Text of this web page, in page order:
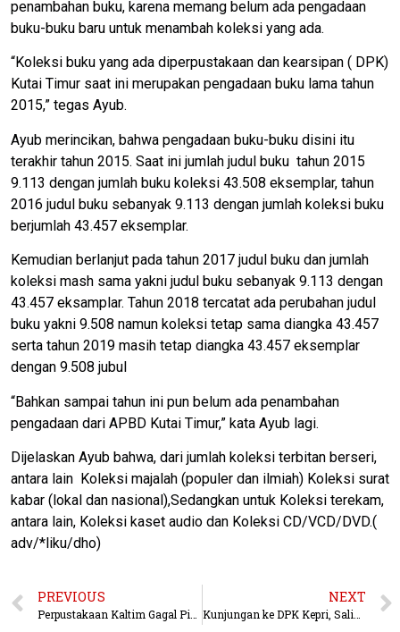
penambahan buku, karena memang belum ada pengadaan
buku-buku baru untuk menambah koleksi yang ada.
“Koleksi buku yang ada diperpustakaan dan kearsipan ( DPK)
Kutai Timur saat ini merupakan pengadaan buku lama tahun
2015,” tegas Ayub.
Ayub merincikan, bahwa pengadaan buku-buku disini itu
terakhir tahun 2015. Saat ini jumlah judul buku tahun 2015
9.113 dengan jumlah buku koleksi 43.508 eksemplar, tahun
2016 judul buku sebanyak 9.113 dengan jumlah koleksi buku
berjumlah 43.457 eksemplar.
Kemudian berlanjut pada tahun 2017 judul buku dan jumlah
koleksi mash sama yakni judul buku sebanyak 9.113 dengan
43.457 eksamplar. Tahun 2018 tercatat ada perubahan judul
buku yakni 9.508 namun koleksi tetap sama diangka 43.457
serta tahun 2019 masih tetap diangka 43.457 eksemplar
dengan 9.508 jubul
“Bahkan sampai tahun ini pun belum ada penambahan
pengadaan dari APBD Kutai Timur,” kata Ayub lagi.
Dijelaskan Ayub bahwa, dari jumlah koleksi terbitan berseri,
antara lain Koleksi majalah (populer dan ilmiah) Koleksi surat
kabar (lokal dan nasional),Sedangkan untuk Koleksi terekam,
antara lain, Koleksi kaset audio dan Koleksi CD/VCD/DVD.(
adv/*liku/dho)
PREVIOUS
Perpustakaan Kaltim Gagal Pindah ke Hotel Atlet
NEXT
Kunjungan ke DPK Kepri, Saling Beber Program Kerja